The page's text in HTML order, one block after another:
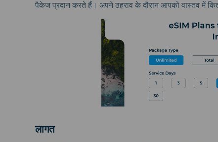
पैकेज प्रदान करते हैं। अपने ठहराव के दौरान आपको वास्तव में
लागत